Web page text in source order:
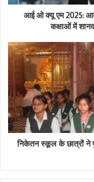
s
s
आई ओ क्यू एम 2025:
कक्षाओं में
निकेतन स्कूल के छात्रों ने